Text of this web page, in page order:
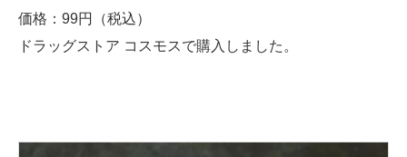
価格：99円（税込）
ドラッグストア コスモスで購入しました。